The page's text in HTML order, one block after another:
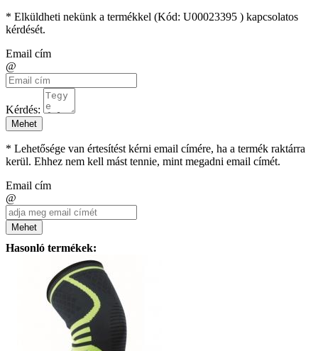
* Elküldheti nekünk a termékkel (Kód: U00023395 ) kapcsolatos
kérdését.
Email cím
@
Kérdés:
Mehet
* Lehetősége van értesítést kérni email címére, ha a termék raktárra
kerül. Ehhez nem kell mást tennie, mint megadni email címét.
Email cím
@
Mehet
Hasonló termékek: